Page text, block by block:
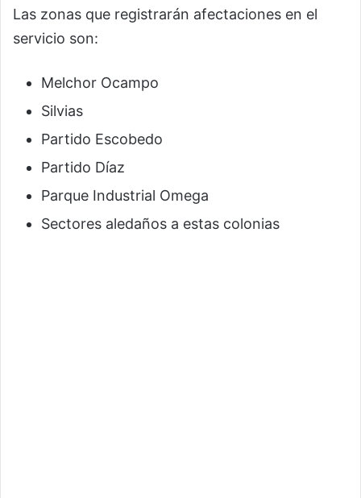
Las zonas que registrarán afectaciones en el
servicio son:
Melchor Ocampo
Silvias
Partido Escobedo
Partido Díaz
Parque Industrial Omega
Sectores aledaños a estas colonias